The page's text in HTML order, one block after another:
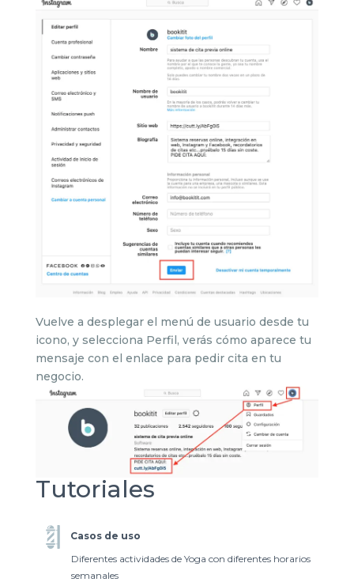
Vuelve a desplegar el menú de usuario desde tu
icono, y selecciona Perfil, verás cómo aparece tu
mensaje con el enlace para pedir cita en tu
negocio.
Tutoriales
Casos de uso
Diferentes actividades de Yoga con diferentes horarios
semanales